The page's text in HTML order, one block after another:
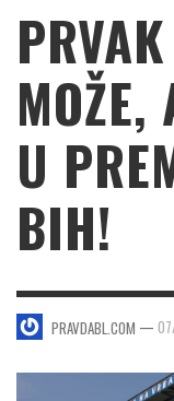
U
BIH!
PRAVDABL.COM —